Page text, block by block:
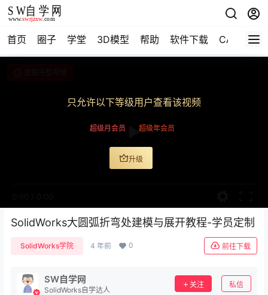
首页 圈子 学堂 3D模型 帮助 软件下载 CAD资料
只允许以下等级用户查看该视频
超级月会员 超级年会员
升级
SolidWorks大圆弧折弯处建模与展开教程-学员定制
SolidWorks学院 4 年前 0 前往下载
SW自学网
SolidWorks自学达人
关注 私信